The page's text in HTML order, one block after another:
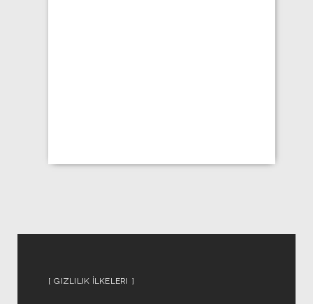
GIZLILIK İLKELERI